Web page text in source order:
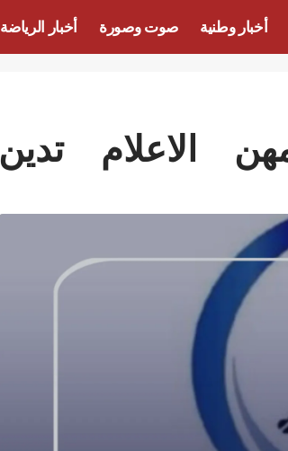
أخبار وطنية صوت وصورة أخبار الرياضة
الاعلام تدين